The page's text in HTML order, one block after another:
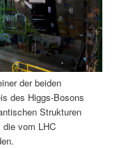
der beiden
des Higgs-Bosons
Strukturen
die vom LHC